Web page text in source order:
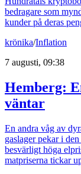
bedragare som
kunder på deras
krönika/Inflation
7 augusti, 09:38
Hemberg:
väntar
En andra våg av
gaslager pekar i
besvärligt höga
matpriserna tickar